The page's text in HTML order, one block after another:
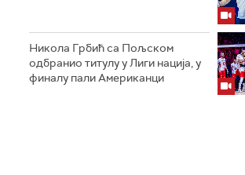
Никола Грбић са Пољском
одбранио титулу у Лиги нација, у
финалу пали Американци